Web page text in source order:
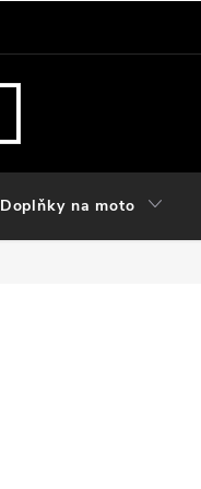
Doplňky na moto